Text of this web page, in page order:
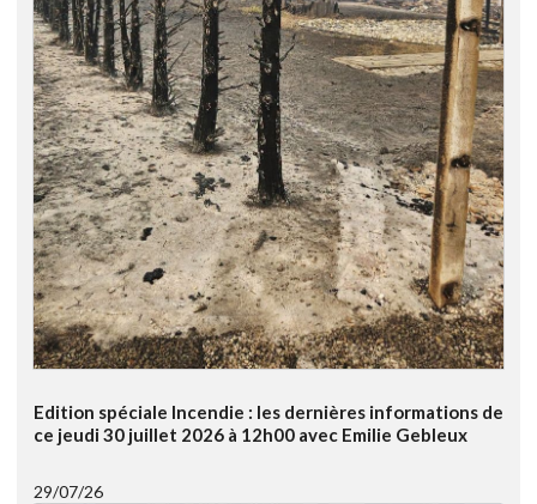
Edition spéciale Incendie : les dernières informations de
ce jeudi 30 juillet 2026 à 12h00 avec Emilie Gebleux
29/07/26